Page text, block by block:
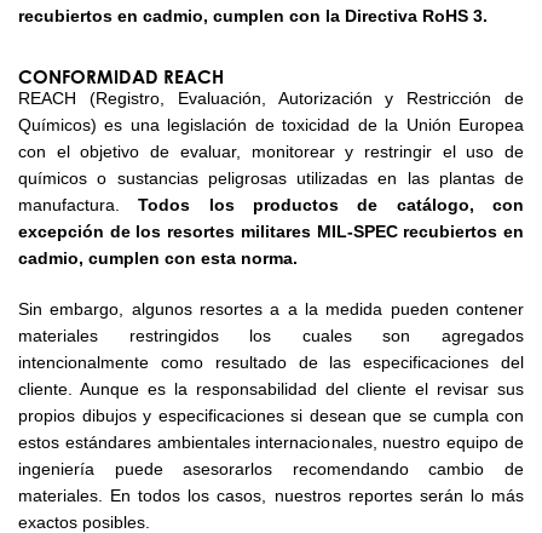
recubiertos en cadmio, cumplen con la Directiva RoHS 3.
CONFORMIDAD REACH
REACH (Registro, Evaluación, Autorización y Restricción de
Químicos) es una legislación de toxicidad de la Unión Europea
con el objetivo de evaluar, monitorear y restringir el uso de
químicos o sustancias peligrosas utilizadas en las plantas de
manufactura.Todos los productos de catálogo, con
excepción de los resortes militares MIL-SPEC recubiertos en
cadmio, cumplen con esta norma.
Sin embargo, algunos resortes a a la medida pueden contener
materiales restringidos los cuales son agregados
intencionalmente como resultado de las especificaciones del
cliente. Aunque es la responsabilidad del cliente el revisar sus
propios dibujos y especificaciones si desean que se cumpla con
estos estándares ambientales internacionales, nuestro equipo de
ingeniería puede asesorarlos recomendando cambio de
materiales. En todos los casos, nuestros reportes serán lo más
exactos posibles.